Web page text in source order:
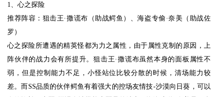
1、心之探险
推荐阵容：狙击王·撒谎布（助战鳄鱼）、海盗专偷·奈美（助战佐
罗）
心之探险所遭遇的精英怪都为力之属性，由于属性克制的原因，上
阵伙伴的战力会有所提升。狙击王·撒谎布虽然本身的面板属性不
弱，但是控制能力不足，小怪站位比较分散的时候，清场能力较
差。而SS品质的伙伴鳄鱼有着强大的控场友情技-沙漠向日葵，可以